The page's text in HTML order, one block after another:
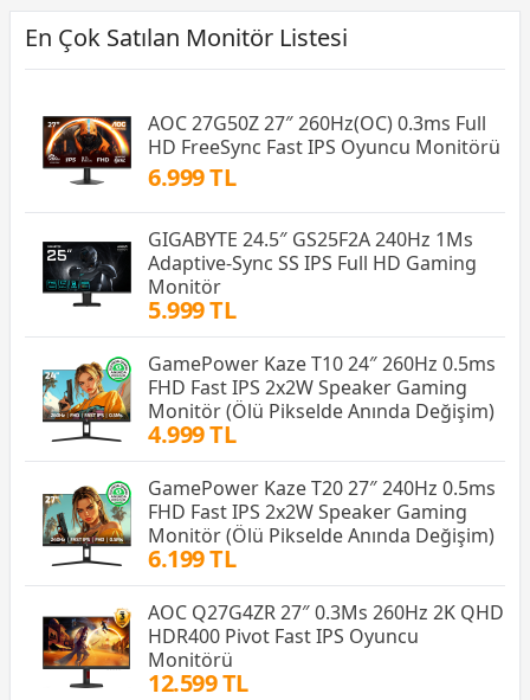
En Çok Satılan Monitör Listesi
AOC 27G50Z 27″ 260Hz(OC) 0.3ms Full
HD FreeSync Fast IPS Oyuncu Monitörü
6.999 TL
GIGABYTE 24.5″ GS25F2A 240Hz 1Ms
Adaptive-Sync SS IPS Full HD Gaming
Monitör
5.999 TL
GamePower Kaze T10 24″ 260Hz 0.5ms
FHD Fast IPS 2x2W Speaker Gaming
Monitör (Ölü Pikselde Anında Değişim)
4.999 TL
GamePower Kaze T20 27″ 240Hz 0.5ms
FHD Fast IPS 2x2W Speaker Gaming
Monitör (Ölü Pikselde Anında Değişim)
6.199 TL
AOC Q27G4ZR 27″ 0.3Ms 260Hz 2K QHD
HDR400 Pivot Fast IPS Oyuncu
Monitörü
12.599 TL